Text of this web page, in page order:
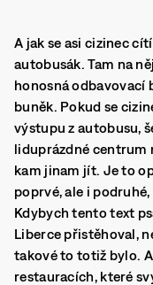
A jak se asi cizinec
autobusák. Tam na
honosná odbavovací
buněk. Pokud se
výstupu z autobusu,
liduprázdné centrum
kam jinam jít. Je to
poprvé, ale i
Kdybych tento text
Liberce přistěhoval,
takové to totiž bylo.
restauracích, které